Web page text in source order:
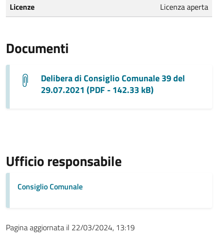
Licenze Licenza aperta
Documenti
Delibera di Consiglio Comunale 39 del
29.07.2021 (PDF - 142.33 kB)
Ufficio responsabile
Consiglio Comunale
Pagina aggiornata il 22/03/2024, 13:19